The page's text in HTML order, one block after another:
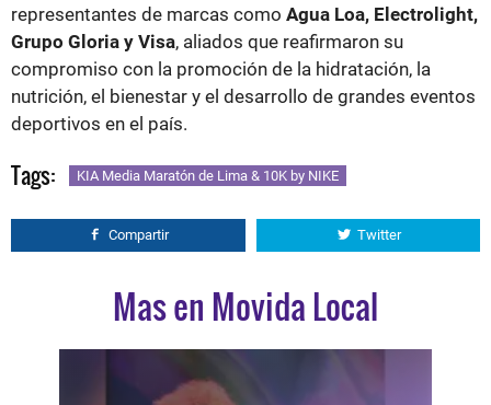
representantes de marcas como Agua Loa, Electrolight,
Grupo Gloria y Visa, aliados que reafirmaron su
compromiso con la promoción de la hidratación, la
nutrición, el bienestar y el desarrollo de grandes eventos
deportivos en el país.
Tags: KIA Media Maratón de Lima & 10K by NIKE
Compartir Twitter
Mas en Movida Local